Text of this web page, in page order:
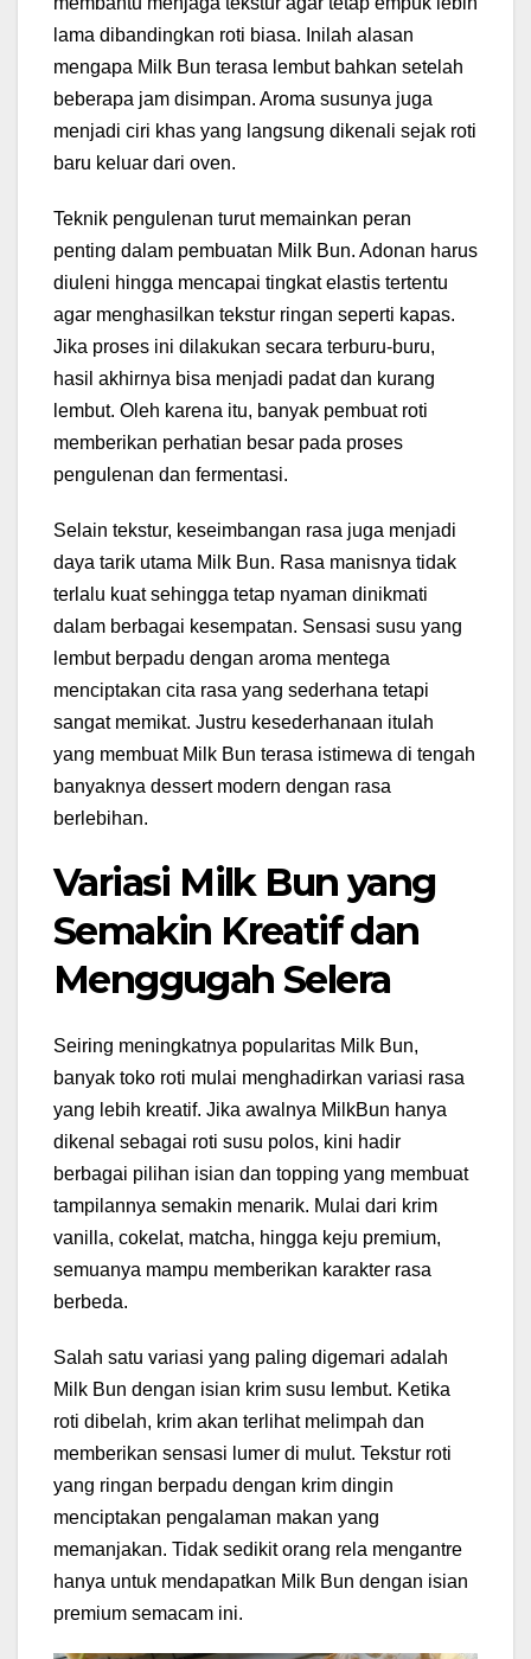
lama dibandingkan roti biasa. Inilah alasan
mengapa Milk Bun terasa lembut bahkan setelah
beberapa jam disimpan. Aroma susunya juga
menjadi ciri khas yang langsung dikenali sejak roti
baru keluar dari oven.
Teknik pengulenan turut memainkan peran
penting dalam pembuatan Milk Bun. Adonan harus
diuleni hingga mencapai tingkat elastis tertentu
agar menghasilkan tekstur ringan seperti kapas.
Jika proses ini dilakukan secara terburu-buru,
hasil akhirnya bisa menjadi padat dan kurang
lembut. Oleh karena itu, banyak pembuat roti
memberikan perhatian besar pada proses
pengulenan dan fermentasi.
Selain tekstur, keseimbangan rasa juga menjadi
daya tarik utama Milk Bun. Rasa manisnya tidak
terlalu kuat sehingga tetap nyaman dinikmati
dalam berbagai kesempatan. Sensasi susu yang
lembut berpadu dengan aroma mentega
menciptakan cita rasa yang sederhana tetapi
sangat memikat. Justru kesederhanaan itulah
yang membuat Milk Bun terasa istimewa di tengah
banyaknya dessert modern dengan rasa
berlebihan.
Variasi Milk Bun yang
Semakin Kreatif dan
Menggugah Selera
Seiring meningkatnya popularitas Milk Bun,
banyak toko roti mulai menghadirkan variasi rasa
yang lebih kreatif. Jika awalnya MilkBun hanya
dikenal sebagai roti susu polos, kini hadir
berbagai pilihan isian dan topping yang membuat
tampilannya semakin menarik. Mulai dari krim
vanilla, cokelat, matcha, hingga keju premium,
semuanya mampu memberikan karakter rasa
berbeda.
Salah satu variasi yang paling digemari adalah
Milk Bun dengan isian krim susu lembut. Ketika
roti dibelah, krim akan terlihat melimpah dan
memberikan sensasi lumer di mulut. Tekstur roti
yang ringan berpadu dengan krim dingin
menciptakan pengalaman makan yang
memanjakan. Tidak sedikit orang rela mengantre
hanya untuk mendapatkan Milk Bun dengan isian
premium semacam ini.